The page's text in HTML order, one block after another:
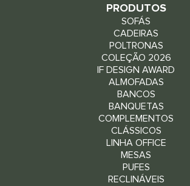
PRODUTOS
SOFÁS
CADEIRAS
POLTRONAS
COLEÇÃO 2026
IF DESIGN AWARD
ALMOFADAS
BANCOS
BANQUETAS
COMPLEMENTOS
CLÁSSICOS
LINHA OFFICE
MESAS
PUFES
RECLINÁVEIS